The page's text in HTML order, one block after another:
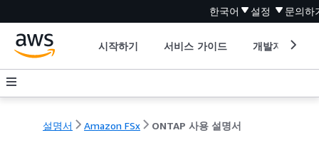
한국어 설정 문의하
시작하기 서비스 가이드 개발자 도구
설명서 Amazon FSx ONTAP 사용 설명서